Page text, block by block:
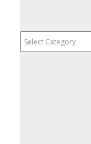
Categories